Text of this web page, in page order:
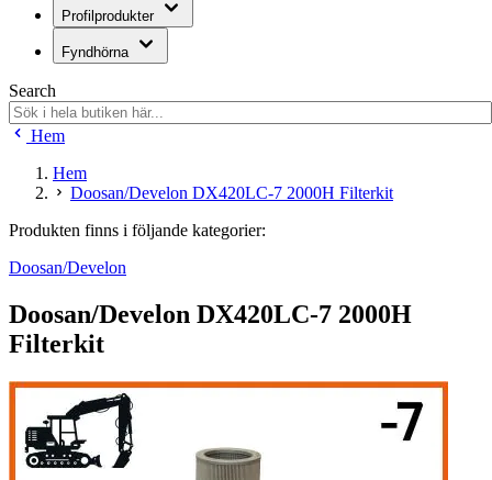
Profilprodukter
Fyndhörna
Search
Hem
Hem
Doosan/Develon DX420LC-7 2000H Filterkit
Produkten finns i följande kategorier:
Doosan/Develon
Doosan/Develon DX420LC-7 2000H
Filterkit